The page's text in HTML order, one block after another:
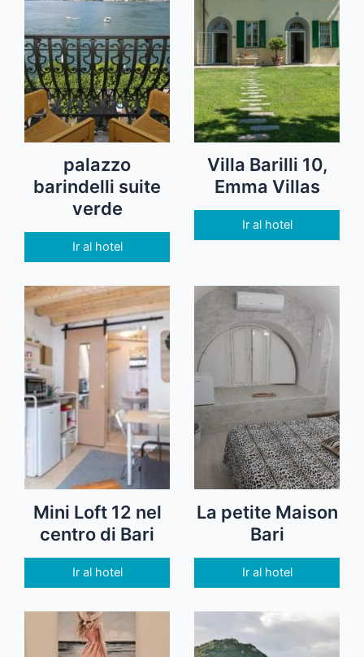
palazzo
barindelli suite
verde
Ir al hotel
Villa Barilli 10,
Emma Villas
Ir al hotel
Mini Loft 12 nel
centro di Bari
Ir al hotel
La petite Maison
Bari
Ir al hotel